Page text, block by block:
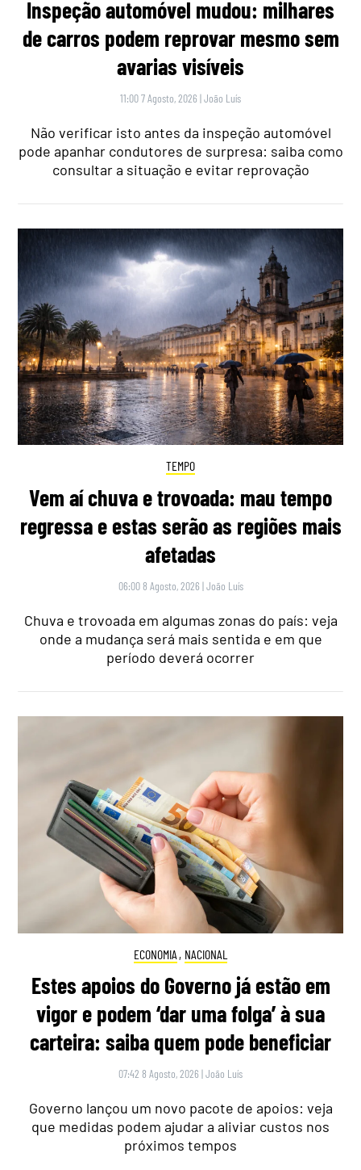
Inspeção automóvel mudou: milhares
de carros podem reprovar mesmo sem
avarias visíveis
11:00 7 Agosto, 2026 |João Luís
Não verificar isto antes da inspeção automóvel
pode apanhar condutores de surpresa: saiba como
consultar a situação e evitar reprovação
TEMPO
Vem aí chuva e trovoada: mau tempo
regressa e estas serão as regiões mais
afetadas
06:00 8 Agosto, 2026 |João Luís
Chuva e trovoada em algumas zonas do país: veja
onde a mudança será mais sentida e em que
período deverá ocorrer
ECONOMIA , NACIONAL
Estes apoios do Governo já estão em
vigor e podem ‘dar uma folga’ à sua
carteira: saiba quem pode beneficiar
07:42 8 Agosto, 2026 |João Luís
Governo lançou um novo pacote de apoios: veja
que medidas podem ajudar a aliviar custos nos
próximos tempos